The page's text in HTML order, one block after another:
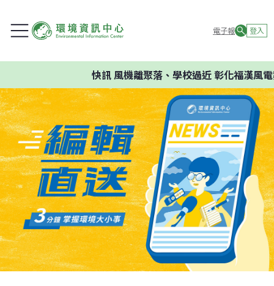
電子報 登入
快訊風機離聚落、學校過近 彰化福漢風電